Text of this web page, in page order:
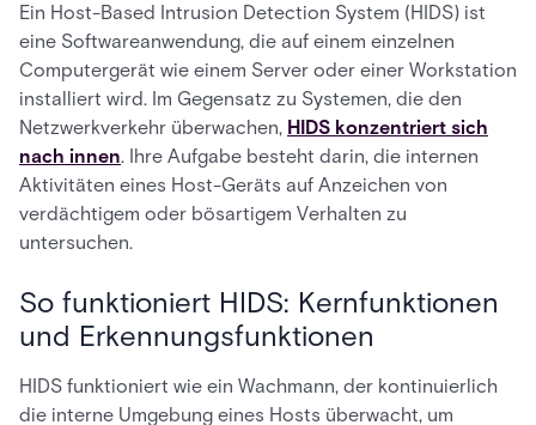
Ein Host-Based Intrusion Detection System (HIDS) ist
eine Softwareanwendung, die auf einem einzelnen
Computergerät wie einem Server oder einer Workstation
installiert wird. Im Gegensatz zu Systemen, die den
Netzwerkverkehr überwachen, HIDS konzentriert sich
nach innen. Ihre Aufgabe besteht darin, die internen
Aktivitäten eines Host-Geräts auf Anzeichen von
verdächtigem oder bösartigem Verhalten zu
untersuchen.
So funktioniert HIDS: Kernfunktionen
und Erkennungsfunktionen
HIDS funktioniert wie ein Wachmann, der kontinuierlich
die interne Umgebung eines Hosts überwacht, um